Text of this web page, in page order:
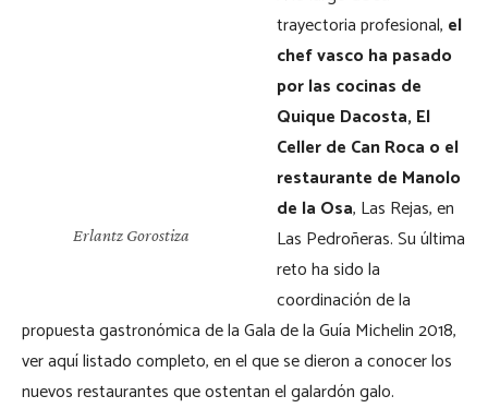
Erlantz Gorostiza
trayectoria profesional, el
chef vasco ha pasado
por las cocinas de
Quique Dacosta, El
Celler de Can Roca o el
restaurante de Manolo
de la Osa, Las Rejas, en
Las Pedroñeras. Su última
reto ha sido la
coordinación de la
propuesta gastronómica de la Gala de la Guía Michelin 2018,
ver aquí listado completo, en el que se dieron a conocer los
nuevos restaurantes que ostentan el galardón galo.